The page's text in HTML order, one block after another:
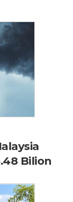
Bilion